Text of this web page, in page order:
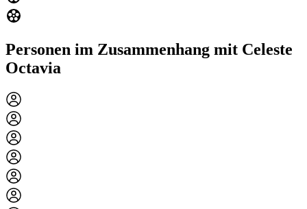
Personen im Zusammenhang mit Celeste
Octavia